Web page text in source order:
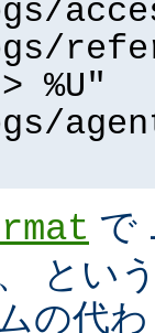
%U"
で
とい
の代